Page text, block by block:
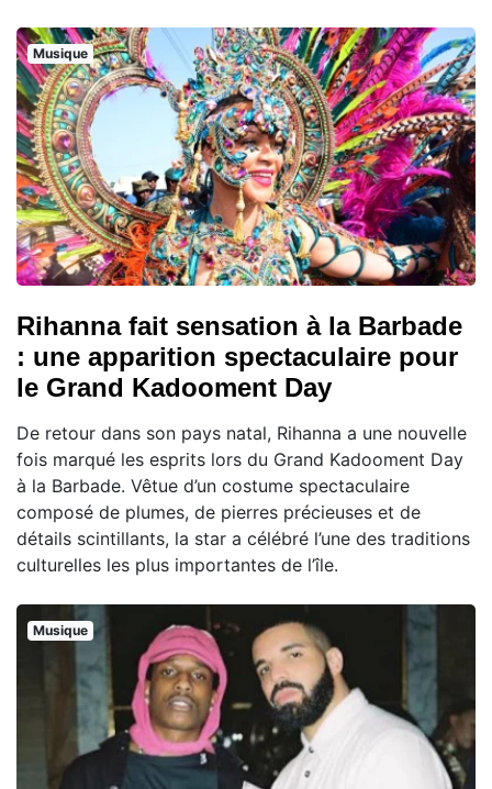
Musique
Rihanna fait sensation à la Barbade
: une apparition spectaculaire pour
le Grand Kadooment Day
De retour dans son pays natal, Rihanna a une nouvelle
fois marqué les esprits lors du Grand Kadooment Day
à la Barbade. Vêtue d’un costume spectaculaire
composé de plumes, de pierres précieuses et de
détails scintillants, la star a célébré l’une des traditions
culturelles les plus importantes de l’île.
Musique